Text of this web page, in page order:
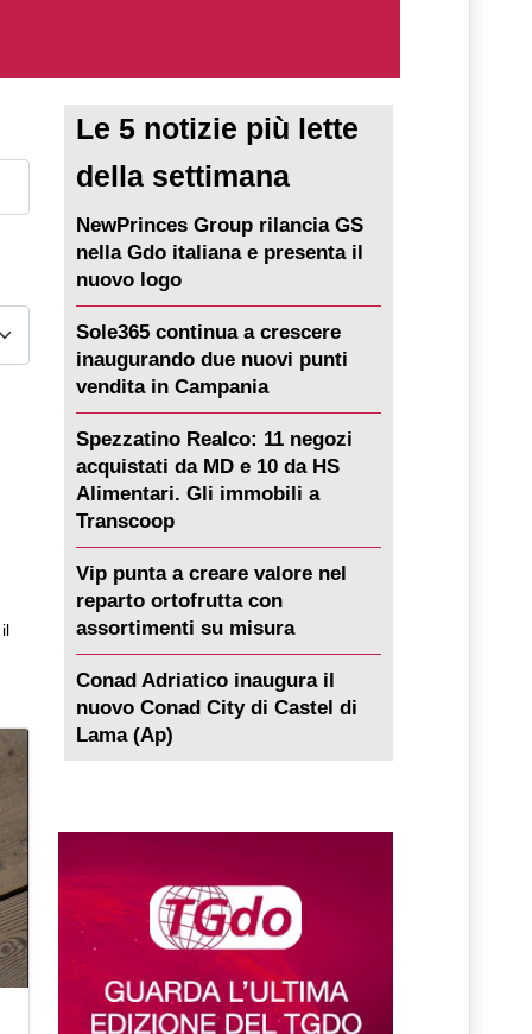
Le 5 notizie più lette
della settimana
NewPrinces Group rilancia GS
nella Gdo italiana e presenta il
nuovo logo
Sole365 continua a crescere
inaugurando due nuovi punti
vendita in Campania
Spezzatino Realco: 11 negozi
acquistati da MD e 10 da HS
Alimentari. Gli immobili a
Transcoop
Vip punta a creare valore nel
reparto ortofrutta con
assortimenti su misura
Conad Adriatico inaugura il
nuovo Conad City di Castel di
Lama (Ap)